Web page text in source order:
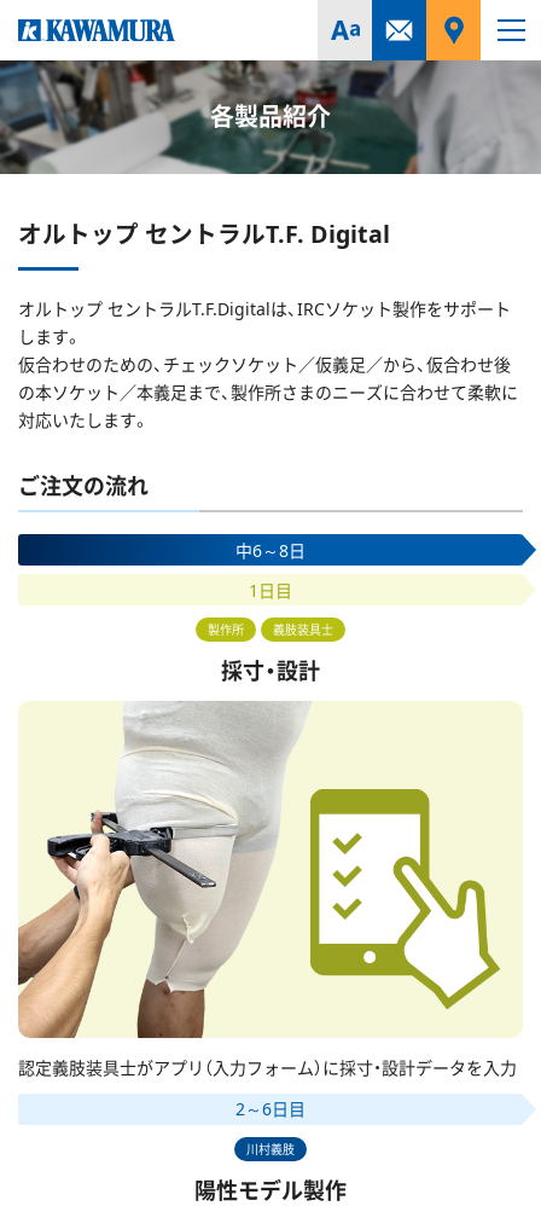
各製品紹介
オルトップ セントラルT.F. Digital
オルトップ セントラルT.F.Digitalは、IRCソケット製作をサポート
します。
仮合わせのための、チェックソケット／仮義足／から、仮合わせ後
の本ソケット／本義足まで、製作所さまのニーズに合わせて柔軟に
対応いたします。
ご注文の流れ
中6～8日
1日目
製作所 義肢装具士
採寸・設計
認定義肢装具士がアプリ（入力フォーム）に採寸・設計データを入力
2～6日目
川村義肢
陽性モデル製作